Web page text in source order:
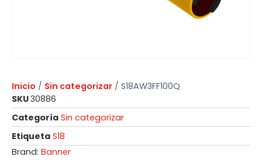
Inicio / Sin categorizar / S18AW3FF100Q
SKU30886
Categoría Sin categorizar
Etiqueta S18
Brand: Banner